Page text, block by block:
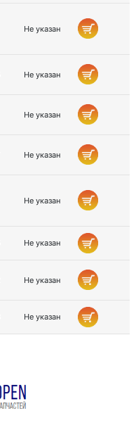
Не указан
Не указан
Не указан
Не указан
Не указан
Не указан
Не указан
Не указан